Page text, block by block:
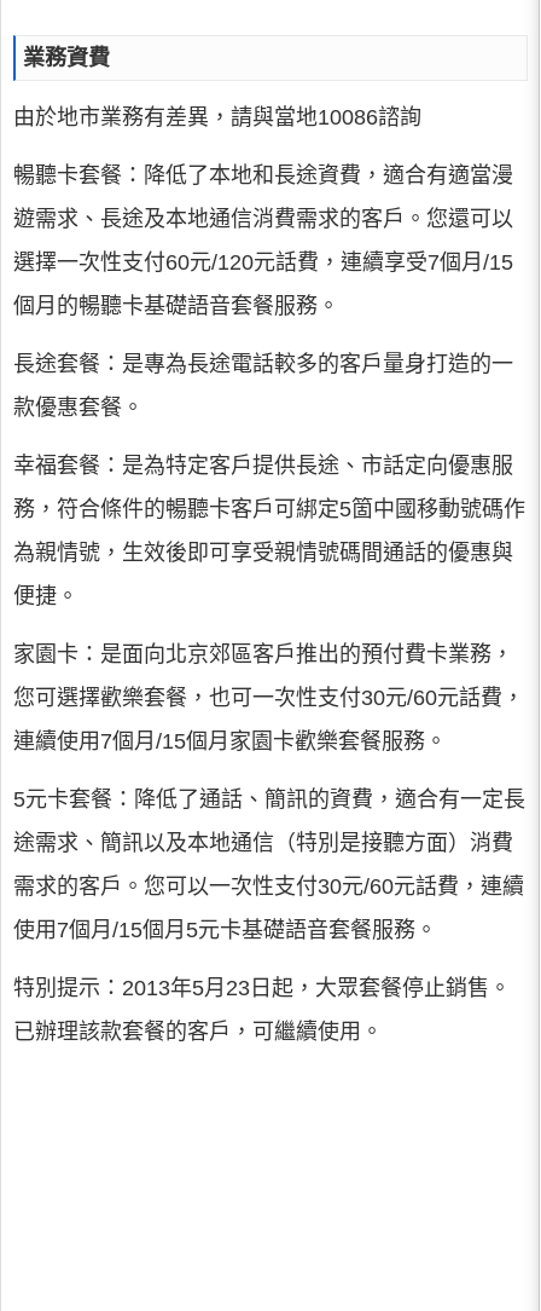
業務資費
由於地市業務有差異，請與當地10086諮詢
暢聽卡套餐：降低了本地和長途資費，適合有適當漫
遊需求、長途及本地通信消費需求的客戶。您還可以
選擇一次性支付60元/120元話費，連續享受7個月/15
個月的暢聽卡基礎語音套餐服務。
長途套餐：是專為長途電話較多的客戶量身打造的一
款優惠套餐。
幸福套餐：是為特定客戶提供長途、市話定向優惠服
務，符合條件的暢聽卡客戶可綁定5箇中國移動號碼作
為親情號，生效後即可享受親情號碼間通話的優惠與
便捷。
家園卡：是面向北京郊區客戶推出的預付費卡業務，
您可選擇歡樂套餐，也可一次性支付30元/60元話費，
連續使用7個月/15個月家園卡歡樂套餐服務。
5元卡套餐：降低了通話、簡訊的資費，適合有一定長
途需求、簡訊以及本地通信（特別是接聽方面）消費
需求的客戶。您可以一次性支付30元/60元話費，連續
使用7個月/15個月5元卡基礎語音套餐服務。
特別提示：2013年5月23日起，大眾套餐停止銷售。
已辦理該款套餐的客戶，可繼續使用。